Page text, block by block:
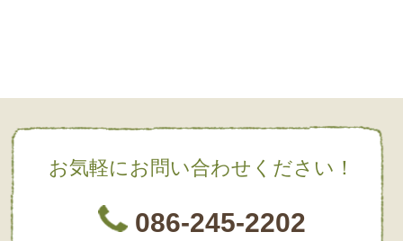
お気軽にお問い合わせください！
086-245-2202